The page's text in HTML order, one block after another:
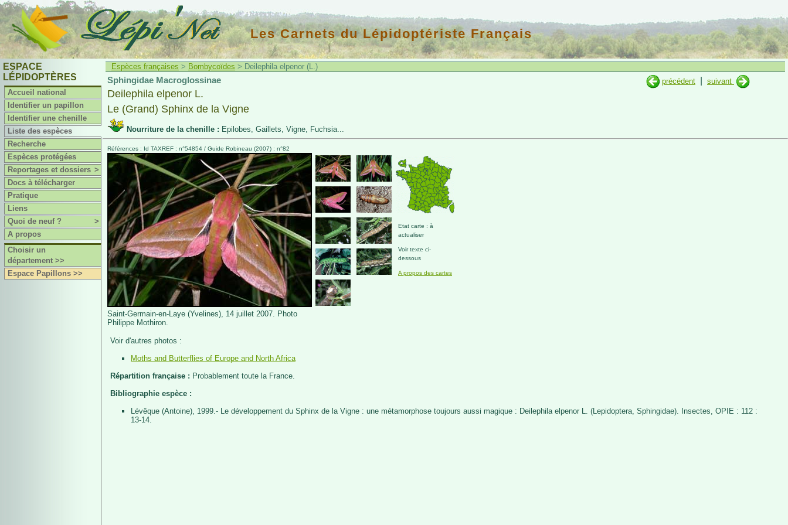
Les Carnets du Lépidoptériste Français
ESPACE
LÉPIDOPTÈRES
Accueil national
Identifier un papillon
Identifier une chenille
Liste des espèces
Recherche
Espèces protégées
Reportages et dossiers >
Docs à télécharger
Pratique
Liens
Quoi de neuf ?
>
A propos
Choisir un
département >>
Espace Papillons >>
Espèces françaises > Bombycoïdes > Deilephila elpenor (L.)
précédent
suivant
Sphingidae Macroglossinae
Deilephila elpenor L.
Le (Grand) Sphinx de la Vigne
Nourriture de la chenille : Epilobes, Gaillets, Vigne, Fuchsia...
Références : Id TAXREF : n°54854 / Guide Robineau (2007) : n°82
Saint-Germain-en-Laye (Yvelines), 14 juillet 2007. Photo
Philippe Mothiron.
Etat carte : à
actualiser
Voir texte ci-
dessous
A propos des cartes
Voir d'autres photos :
Moths and Butterflies of Europe and North Africa
Répartition française : Probablement toute la France.
Bibliographie espèce :
Lévêque (Antoine), 1999.- Le développement du Sphinx de la Vigne : une métamorphose toujours aussi magique : Deilephila elpenor L. (Lepidoptera, Sphingidae). Insectes, OPIE : 112 :
13-14.